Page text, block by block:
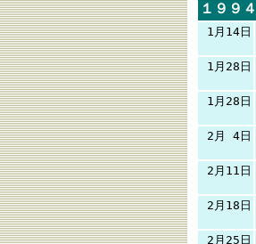
１９９４
1月14日
1月28日
1月28日
2月 4日
2月11日
2月18日
2月25日